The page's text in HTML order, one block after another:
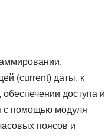
(current) даты, к
доступа и
с помощью модуля
поясов и